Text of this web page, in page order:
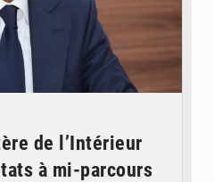
de l’Intérieur
à mi-parcours